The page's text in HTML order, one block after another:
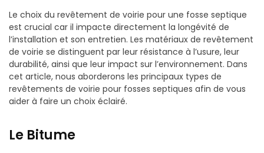
Le choix du revêtement de voirie pour une fosse septique
est crucial car il impacte directement la longévité de
l’installation et son entretien. Les matériaux de revêtement
de voirie se distinguent par leur résistance à l’usure, leur
durabilité, ainsi que leur impact sur l’environnement. Dans
cet article, nous aborderons les principaux types de
revêtements de voirie pour fosses septiques afin de vous
aider à faire un choix éclairé.
Le Bitume